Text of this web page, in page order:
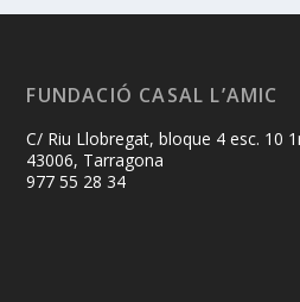
FUNDACIÓ CASAL L’AMIC
C/ Riu Llobregat, bloque 4 esc. 10
43006, Tarragona
977 55 28 34